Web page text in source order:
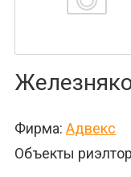
Фирма: Адвекс
Объекты